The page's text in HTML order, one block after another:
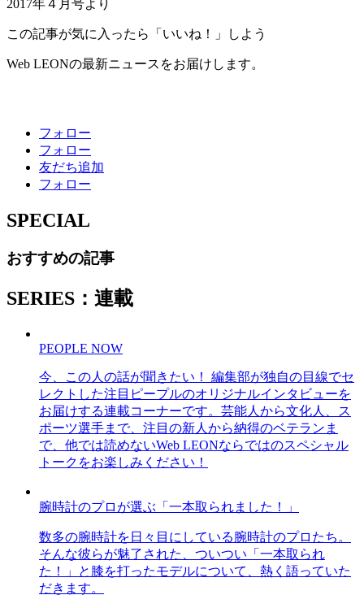
2017年４月号より
この記事が気に入ったら「いいね！」しよう
Web LEONの最新ニュースをお届けします。
フォロー
フォロー
友だち追加
フォロー
SPECIAL
おすすめの記事
SERIES：連載
PEOPLE NOW
今、この人の話が聞きたい！ 編集部が独自の目線でセ
レクトした注目ピープルのオリジナルインタビューを
お届けする連載コーナーです。芸能人から文化人、ス
ポーツ選手まで、注目の新人から納得のベテランま
で、他では読めないWeb LEONならではのスペシャル
トークをお楽しみください！
腕時計のプロが選ぶ「一本取られました！」
数多の腕時計を日々目にしている腕時計のプロたち。
そんな彼らが魅了された、ついつい「一本取られ
た！」と膝を打ったモデルについて、熱く語っていた
だきます。